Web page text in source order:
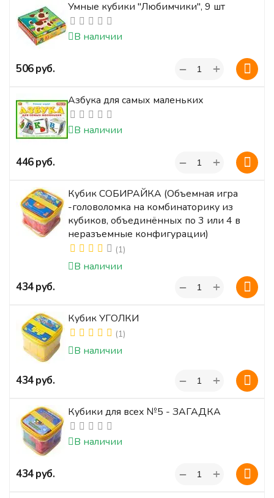
Умные кубики "Любимчики", 9 шт
В наличии
‍506‍руб. +
−
Азбука для самых маленьких
В наличии
‍446‍руб. +
−
Кубик СОБИРАЙКА (Объемная игра
-головоломка на комбинаторику из
кубиков, объединённых по 3 или 4 в
неразъемные конфигурации)
(1)
В наличии
‍434‍руб. +
−
Кубик УГОЛКИ
(1)
В наличии
‍434‍руб. +
−
Кубики для всех №5 - ЗАГАДКА
В наличии
‍434‍руб. +
−